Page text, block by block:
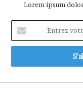
Lorem ipsum
votre
adresse